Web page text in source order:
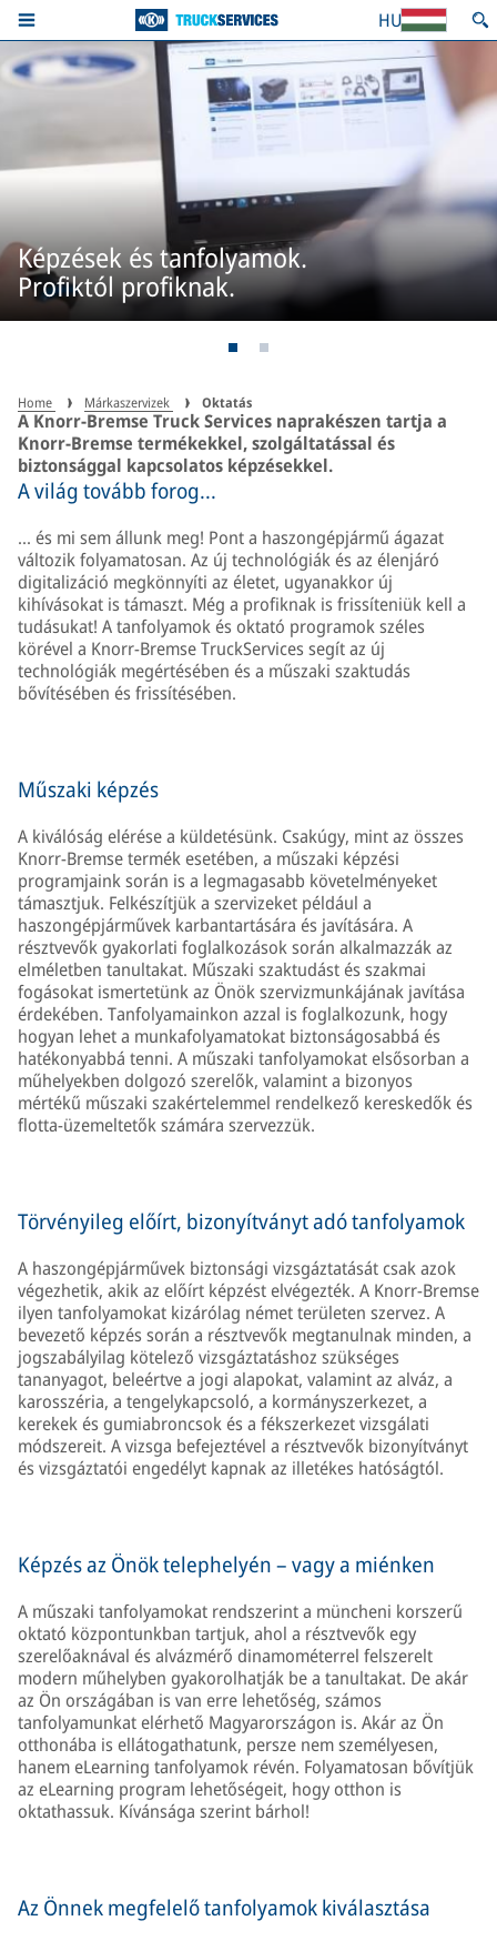
HU
Képzések és tanfolyamok.
Profiktól profiknak.
Home Márkaszervizek Oktatás
A Knorr-Bremse Truck Services naprakészen tartja a
Knorr-Bremse termékekkel, szolgáltatással és
biztonsággal kapcsolatos képzésekkel.
A világ tovább forog...
... és mi sem állunk meg! Pont a haszongépjármű ágazat
változik folyamatosan. Az új technológiák és az élenjáró
digitalizáció megkönnyíti az életet, ugyanakkor új
kihívásokat is támaszt. Még a profiknak is frissíteniük kell a
tudásukat! A tanfolyamok és oktató programok széles
körével a Knorr-Bremse TruckServices segít az új
technológiák megértésében és a műszaki szaktudás
bővítésében és frissítésében.
Műszaki képzés
A kiválóság elérése a küldetésünk. Csakúgy, mint az összes
Knorr-Bremse termék esetében, a műszaki képzési
programjaink során is a legmagasabb követelményeket
támasztjuk. Felkészítjük a szervizeket például a
haszongépjárművek karbantartására és javítására. A
résztvevők gyakorlati foglalkozások során alkalmazzák az
elméletben tanultakat. Műszaki szaktudást és szakmai
fogásokat ismertetünk az Önök szervizmunkájának javítása
érdekében. Tanfolyamainkon azzal is foglalkozunk, hogy
hogyan lehet a munkafolyamatokat biztonságosabbá és
hatékonyabbá tenni. A műszaki tanfolyamokat elsősorban a
műhelyekben dolgozó szerelők, valamint a bizonyos
mértékű műszaki szakértelemmel rendelkező kereskedők és
flotta-üzemeltetők számára szervezzük.
Törvényileg előírt, bizonyítványt adó tanfolyamok
A haszongépjárművek biztonsági vizsgáztatását csak azok
végezhetik, akik az előírt képzést elvégezték. A Knorr-Bremse
ilyen tanfolyamokat kizárólag német területen szervez. A
bevezető képzés során a résztvevők megtanulnak minden, a
jogszabályilag kötelező vizsgáztatáshoz szükséges
tananyagot, beleértve a jogi alapokat, valamint az alváz, a
karosszéria, a tengelykapcsoló, a kormányszerkezet, a
kerekek és gumiabroncsok és a fékszerkezet vizsgálati
módszereit. A vizsga befejeztével a résztvevők bizonyítványt
és vizsgáztatói engedélyt kapnak az illetékes hatóságtól.
Képzés az Önök telephelyén – vagy a miénken
A műszaki tanfolyamokat rendszerint a müncheni korszerű
oktató központunkban tartjuk, ahol a résztvevők egy
szerelőaknával és alvázmérő dinamométerrel felszerelt
modern műhelyben gyakorolhatják be a tanultakat. De akár
az Ön országában is van erre lehetőség, számos
tanfolyamunkat elérhető Magyarországon is. Akár az Ön
otthonába is ellátogathatunk, persze nem személyesen,
hanem eLearning tanfolyamok révén. Folyamatosan bővítjük
az eLearning program lehetőségeit, hogy otthon is
oktathassuk. Kívánsága szerint bárhol!
Az Önnek megfelelő tanfolyamok kiválasztása